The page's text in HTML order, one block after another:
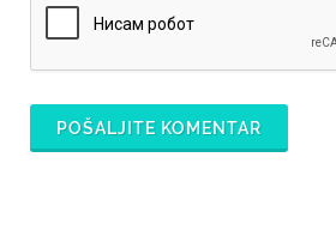
POŠALJITE KOMENTAR